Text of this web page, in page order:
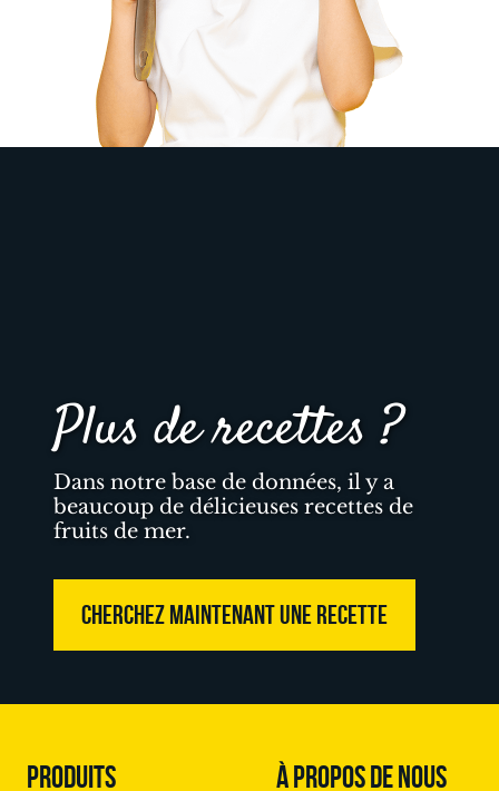
Plus de recettes ?
Dans notre base de données, il y a
beaucoup de délicieuses recettes de
fruits de mer.
CHERCHEZ MAINTENANT UNE RECETTE
PRODUITS À PROPOS DE NOUS